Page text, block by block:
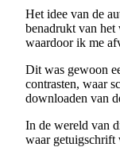
Het idee van de
benadrukt van het
waardoor ik me
Dit was gewoon
contrasten, waar
downloaden van
In de wereld van
waar getuigschrift